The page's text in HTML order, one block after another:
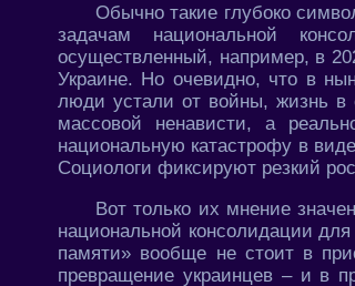
Обычно такие глубоко
задачам национальной
осуществленный, например, в
Украине. Но очевидно, что в
люди устали от войны, жизнь в
массовой ненависти, а
национальную катастрофу в
Социологи фиксируют резкий
Вот только их мнение
национальной консолидации
памяти» вообще не стоит в
превращение украинцев – и в